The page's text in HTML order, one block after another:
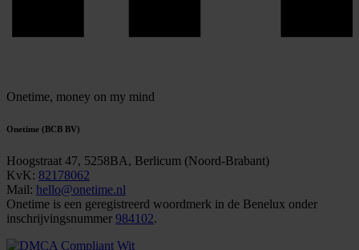
Onetime, money on my mind
Onetime (BCB BV)
Hoogstraat 47, 5258BA, Berlicum (Noord-Brabant)
KvK: 82178062
Mail: hello@onetime.nl
Onetime is een geregistreerd woordmerk in de Benelux onder
inschrijvingsnummer 984102.